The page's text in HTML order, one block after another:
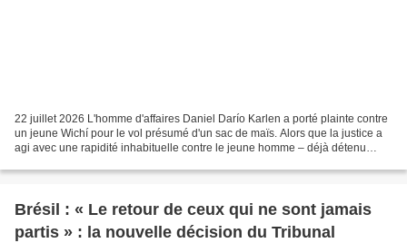
22 juillet 2026 L'homme d'affaires Daniel Darío Karlen a porté plainte contre
un jeune Wichí pour le vol présumé d'un sac de maïs. Alors que la justice a
agi avec une rapidité inhabituelle contre le jeune homme – déjà détenu
Brésil : « Le retour de ceux qui ne sont jamais
partis » : la nouvelle décision du Tribunal